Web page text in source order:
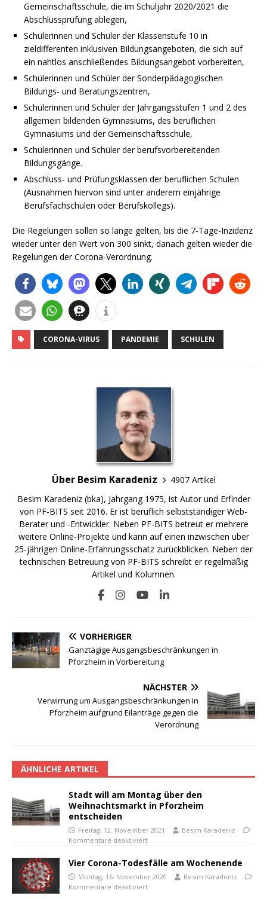
Gemeinschaftsschule, die im Schuljahr 2020/2021 die
Abschlussprüfung ablegen,
Schülerinnen und Schüler der Klassenstufe 10 in
zieldifferenten inklusiven Bildungsangeboten, die sich auf
ein nahtlos anschließendes Bildungsangebot vorbereiten,
Schülerinnen und Schüler der Sonderpädagogischen
Bildungs- und Beratungszentren,
Schülerinnen und Schüler der Jahrgangsstufen 1 und 2 des
allgemein bildenden Gymnasiums, des beruflichen
Gymnasiums und der Gemeinschaftsschule,
Schülerinnen und Schüler der berufsvorbereitenden
Bildungsgänge.
Abschluss- und Prüfungsklassen der beruflichen Schulen
(Ausnahmen hiervon sind unter anderem einjährige
Berufsfachschulen oder Berufskollegs).
Die Regelungen sollen so lange gelten, bis die 7-Tage-Inzidenz
wieder unter den Wert von 300 sinkt, danach gelten wieder die
Regelungen der Corona-Verordnung.
CORONA-VIRUS PANDEMIE SCHULEN
Über Besim Karadeniz
4907 Artikel
Besim Karadeniz (bka), Jahrgang 1975, ist Autor und Erfinder
von PF-BITS seit 2016. Er ist beruflich selbstständiger Web-
Berater und -Entwickler. Neben PF-BITS betreut er mehrere
weitere Online-Projekte und kann auf einen inzwischen über
25-jährigen Online-Erfahrungsschatz zurückblicken. Neben der
technischen Betreuung von PF-BITS schreibt er regelmäßig
Artikel und Kolumnen.
VORHERIGER
Ganztägige Ausgangsbeschränkungen in
Pforzheim in Vorbereitung
NÄCHSTER
Verwirrung um Ausgangsbeschränkungen in
Pforzheim aufgrund Eilanträge gegen die
Verordnung
ÄHNLICHE ARTIKEL
Stadt will am Montag über den
Weihnachtsmarkt in Pforzheim
entscheiden
Freitag, 12. November 2021
Besim Karadeniz
Kommentare deaktiviert
Vier Corona-Todesfälle am Wochenende
Montag, 16. November 2020
Besim Karadeniz
Kommentare deaktiviert